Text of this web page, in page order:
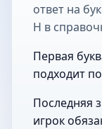
ответ на
Н в
Первая
подходит
Последняя
игрок